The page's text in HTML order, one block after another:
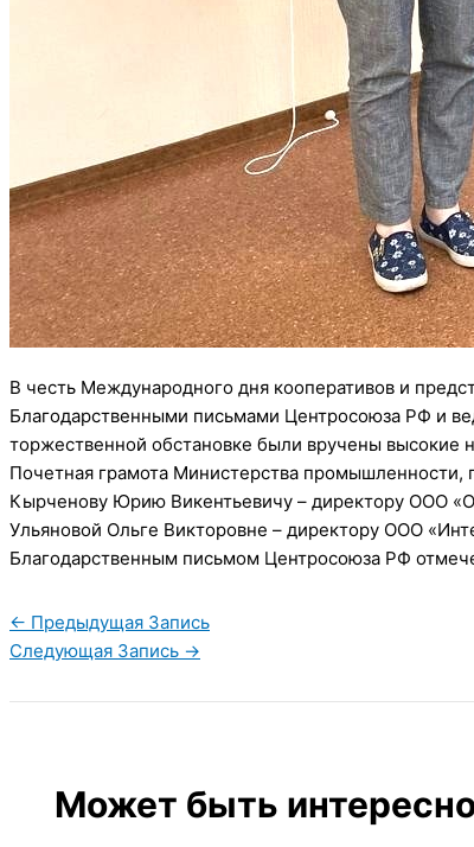
В честь Международного дня кооперативов и
Благодарственными письмами Центросоюза РФ и
торжественной обстановке были вручены высокие
Почетная грамота Министерства промышленности,
Кырченову Юрию Викентьевичу – директору ООО
Ульяновой Ольге Викторовне – директору ООО
Благодарственным письмом Центросоюза РФ
← Предыдущая Запись
Следующая Запись →
Может быть